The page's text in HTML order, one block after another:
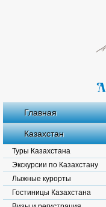
Главная
Казахстан
Туры Казахстана
Экскурсии по Казахстану
Лыжные курорты
Гостиницы Казахстана